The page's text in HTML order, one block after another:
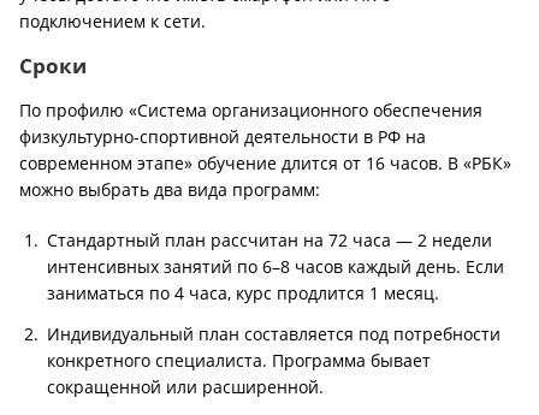
подключением к сети.
Сроки
По профилю «Система организационного обеспечения
физкультурно-спортивной деятельности в РФ на
современном этапе» обучение длится от 16 часов. В «РБК»
можно выбрать два вида программ:
Стандартный план рассчитан на 72 часа — 2 недели
интенсивных занятий по 6–8 часов каждый день. Если
заниматься по 4 часа, курс продлится 1 месяц.
Индивидуальный план составляется под потребности
конкретного специалиста. Программа бывает
сокращенной или расширенной.